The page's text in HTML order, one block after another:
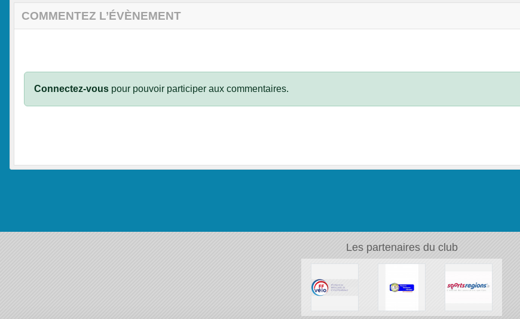
COMMENTEZ L’ÉVÈNEMENT
Connectez-vous pour pouvoir participer aux commentaires.
Les partenaires du club